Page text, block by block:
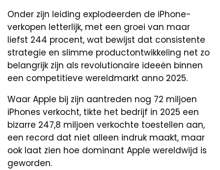
Onder zijn leiding explodeerden de iPhone-
verkopen letterlijk, met een groei van maar
liefst 244 procent, wat bewijst dat consistente
strategie en slimme productontwikkeling net zo
belangrijk zijn als revolutionaire ideeën binnen
een competitieve wereldmarkt anno 2025.
Waar Apple bij zijn aantreden nog 72 miljoen
iPhones verkocht, tikte het bedrijf in 2025 een
bizarre 247,8 miljoen verkochte toestellen aan,
een record dat niet alleen indruk maakt, maar
ook laat zien hoe dominant Apple wereldwijd is
geworden.